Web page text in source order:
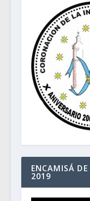
ENCAMISÁ
2019